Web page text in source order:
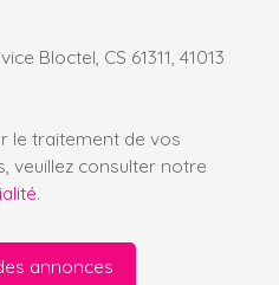
Bloctel, CS 61311, 41013
le traitement de vos
veuillez consulter notre
.
annonces